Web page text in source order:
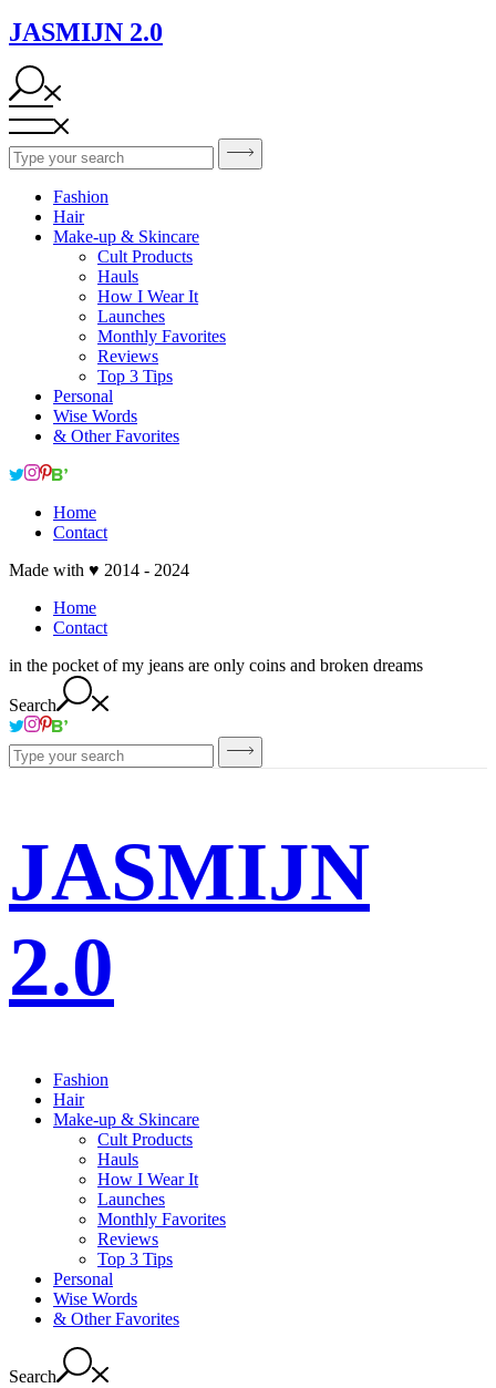
JASMIJN 2.0
Fashion
Hair
Make-up & Skincare
Cult Products
Hauls
How I Wear It
Launches
Monthly Favorites
Reviews
Top 3 Tips
Personal
Wise Words
& Other Favorites
Home
Contact
Made with ♥ 2014 - 2024
Home
Contact
in the pocket of my jeans are only coins and broken dreams
Search
JASMIJN
2.0
Fashion
Hair
Make-up & Skincare
Cult Products
Hauls
How I Wear It
Launches
Monthly Favorites
Reviews
Top 3 Tips
Personal
Wise Words
& Other Favorites
Search